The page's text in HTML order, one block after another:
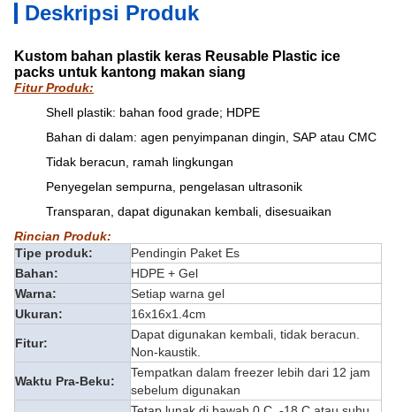
Deskripsi Produk
Kustom bahan plastik keras Reusable Plastic ice
packs untuk kantong makan siang
Fitur Produk:
Shell plastik: bahan food grade; HDPE
Bahan di dalam: agen penyimpanan dingin, SAP atau CMC
Tidak beracun, ramah lingkungan
Penyegelan sempurna, pengelasan ultrasonik
Transparan, dapat digunakan kembali, disesuaikan
Rincian Produk:
Tipe produk:
Pendingin Paket Es
Bahan:
HDPE + Gel
Warna:
Setiap warna gel
Ukuran:
16x16x1.4cm
Fitur:
Dapat digunakan kembali, tidak beracun.
Non-kaustik.
Waktu Pra-Beku:
Tempatkan dalam freezer lebih dari 12 jam
sebelum digunakan